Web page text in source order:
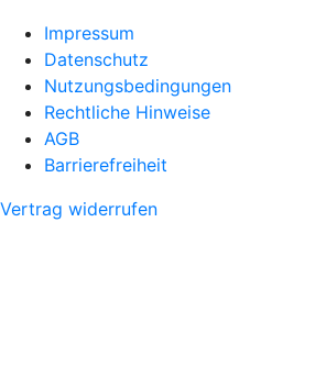
Impressum
Datenschutz
Nutzungsbedingungen
Rechtliche Hinweise
AGB
Barrierefreiheit
Vertrag widerrufen